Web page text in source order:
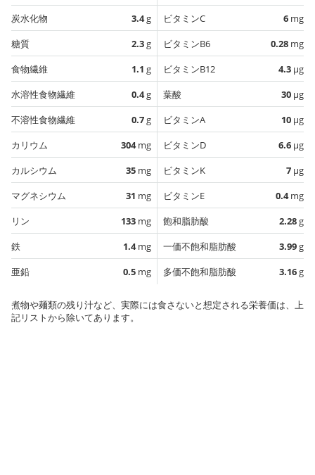
炭水化物
3.4g
糖質
2.3g
食物繊維
1.1 g
水溶性食物繊維
0.4g
不溶性食物繊維
0.7g
カリウム
304mg
カルシウム
35 mg
マグネシウム
31 mg
リン
133 mg
鉄
1.4mg
亜鉛
0.5 mg
ビタミンC
6 mg
ビタミンB6
0.28 mg
ビタミンB12
4.3 µg
葉酸
30 µg
ビタミンA
10 µg
ビタミンD
6.6 µg
ビタミンK
7 µg
ビタミンE
0.4mg
飽和脂肪酸
2.28g
一価不飽和脂肪酸
3.99g
多価不飽和脂肪酸
3.16g
煮物や麺類の残り汁など、実際には食さないと想定される栄養価は、上
記リストから除いてあります。